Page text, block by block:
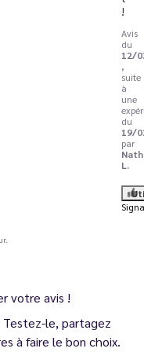
!
Avis
du
12/
,
suite
à
une
du
19/
par
L.
votre avis !
Testez-le, partagez
à faire le bon choix.